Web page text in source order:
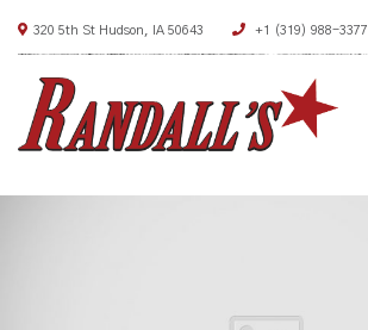
320 5th St Hudson, IA 50643 +1 (319) 988-3377